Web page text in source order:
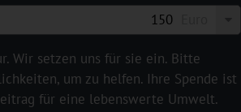
Wir setzen uns für sie ein. Bitte
um zu helfen. Ihre Spende ist
für eine lebenswerte Umwelt.